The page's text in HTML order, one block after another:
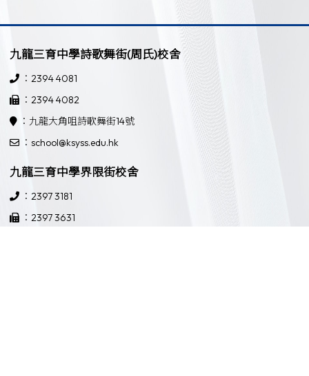
九龍三育中學詩歌舞街(周氏)校舍
：2394 4081
：2394 4082
：九龍大角咀詩歌舞街14號
：school@ksyss.edu.hk
九龍三育中學界限街校舍
：2397 3181
：2397 3631